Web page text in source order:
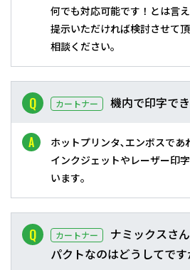
何でも対応可能です！とは言
提示いただければ検討させて
相談ください｡
カートナー 機内で印字で
ホットプリンタ､エンボスであ
インクジェットやレーザー印
います｡
カートナー
ナミックスさ
パクトなのはどうしてです